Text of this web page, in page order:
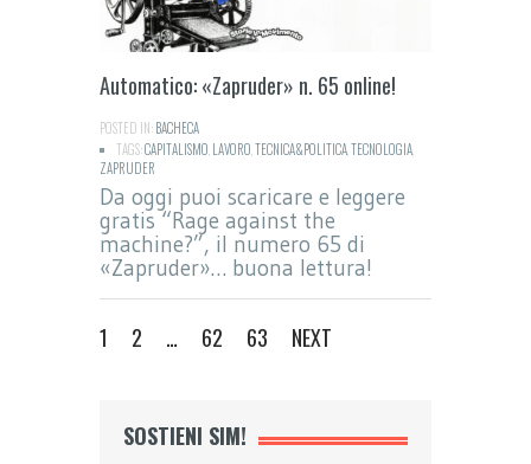
Automatico: «Zapruder» n. 65 online!
POSTED IN:BACHECA
TAGS:CAPITALISMO LAVORO TECNICA&POLITICATECNOLOGIA
ZAPRUDER
Da oggi puoi scaricare e leggere
gratis “Rage against the
machine?”, il numero 65 di
«Zapruder»… buona lettura!
1 2 … 62 63 NEXT
SOSTIENI SIM!